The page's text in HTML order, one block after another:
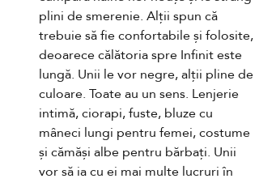
plini de smerenie. Alții spun că
trebuie să fie confortabile și folosite,
deoarece călătoria spre Infinit este
lungă. Unii le vor negre, alții pline de
culoare. Toate au un sens. Lenjerie
intimă, ciorapi, fuste, bluze cu
mâneci lungi pentru femei, costume
și cămăși albe pentru bărbați. Unii
vor să ia cu ei mai multe lucruri în